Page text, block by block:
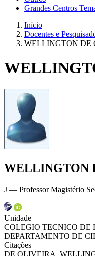
Grandes Centros
Início
Docentes e
WELLINGTON DE
WELLINGTON
J — Professor Magistério
Unidade
COLEGIO TECNICO DE
DEPARTAMENTO DE
Citações
DE OLIVEIRA,